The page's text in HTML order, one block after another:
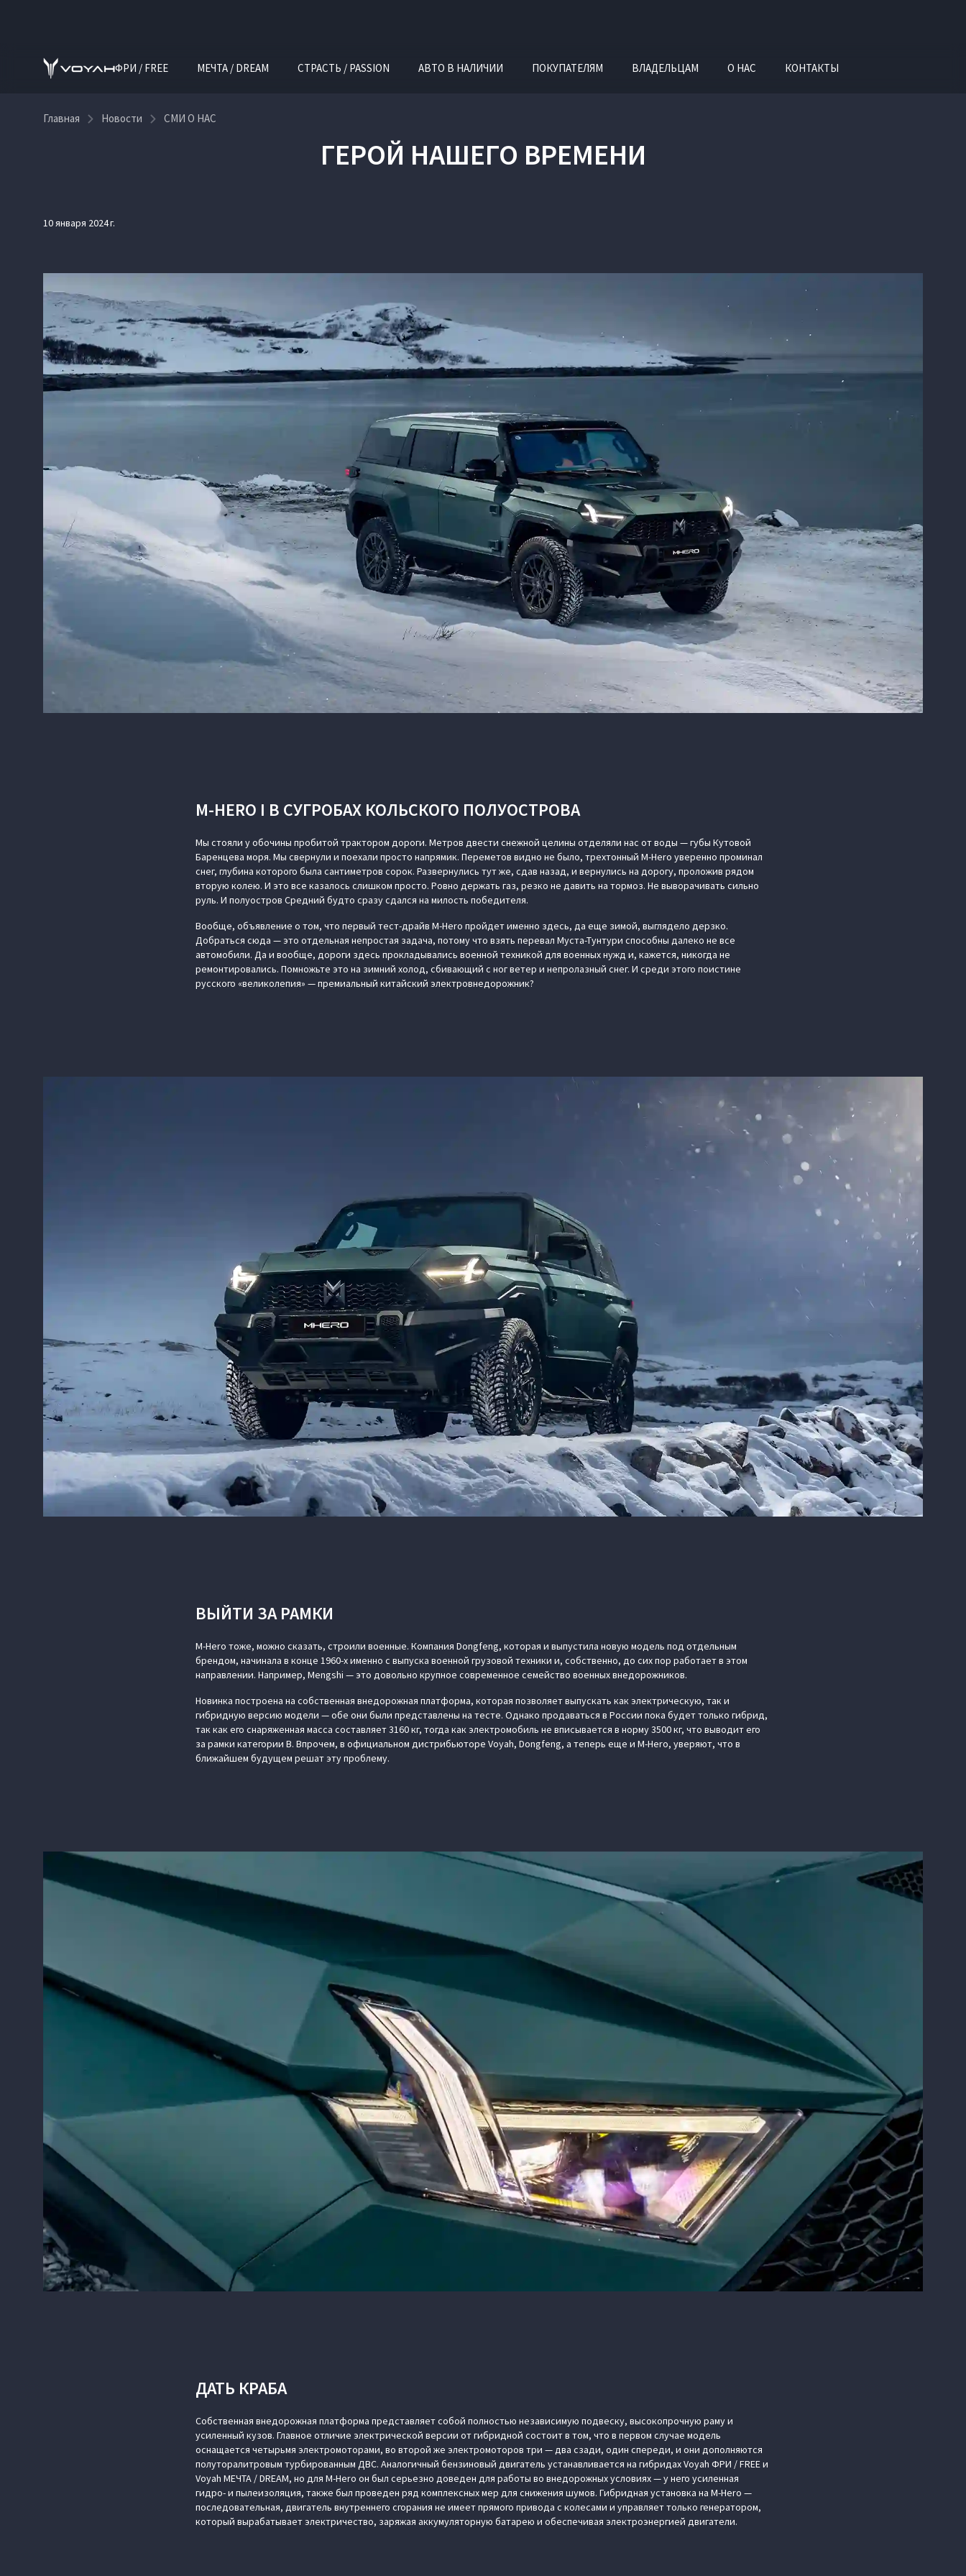
ФРИ / FREE МЕЧТА / DREAM СТРАСТЬ / PASSION АВТО В НАЛИЧИИ ПОКУПАТЕЛЯМ ВЛАДЕЛЬЦАМ О НАС КОНТАКТЫ
Главная Новости СМИ О НАС
ГЕРОЙ НАШЕГО ВРЕМЕНИ
10 января 2024 г.
M-HERO I В СУГРОБАХ КОЛЬСКОГО ПОЛУОСТРОВА
Мы стояли у обочины пробитой трактором дороги. Метров двести снежной целины отделяли нас от воды — губы Кутовой
Баренцева моря. Мы свернули и поехали просто напрямик. Переметов видно не было, трехтонный M-Hero уверенно проминал
снег, глубина которого была сантиметров сорок. Развернулись тут же, сдав назад, и вернулись на дорогу, проложив рядом
вторую колею. И это все казалось слишком просто. Ровно держать газ, резко не давить на тормоз. Не выворачивать сильно
руль. И полуостров Средний будто сразу сдался на милость победителя.
Вообще, объявление о том, что первый тест-драйв M-Hero пройдет именно здесь, да еще зимой, выглядело дерзко.
Добраться сюда — это отдельная непростая задача, потому что взять перевал Муста-Тунтури способны далеко не все
автомобили. Да и вообще, дороги здесь прокладывались военной техникой для военных нужд и, кажется, никогда не
ремонтировались. Помножьте это на зимний холод, сбивающий с ног ветер и непролазный снег. И среди этого поистине
русского «великолепия» — премиальный китайский электровнедорожник?
ВЫЙТИ ЗА РАМКИ
M-Hero тоже, можно сказать, строили военные. Компания Dongfeng, которая и выпустила новую модель под отдельным
брендом, начинала в конце 1960-х именно с выпуска военной грузовой техники и, собственно, до сих пор работает в этом
направлении. Например, Mengshi — это довольно крупное современное семейство военных внедорожников.
Новинка построена на собственная внедорожная платформа, которая позволяет выпускать как электрическую, так и
гибридную версию модели — обе они были представлены на тесте. Однако продаваться в России пока будет только гибрид,
так как его снаряженная масса составляет 3160 кг, тогда как электромобиль не вписывается в норму 3500 кг, что выводит его
за рамки категории В. Впрочем, в официальном дистрибьюторе Voyah, Dongfeng, а теперь еще и M-Hero, уверяют, что в
ближайшем будущем решат эту проблему.
ДАТЬ КРАБА
Собственная внедорожная платформа представляет собой полностью независимую подвеску, высокопрочную раму и
усиленный кузов. Главное отличие электрической версии от гибридной состоит в том, что в первом случае модель
оснащается четырьмя электромоторами, во второй же электромоторов три — два сзади, один спереди, и они дополняются
полуторалитровым турбированным ДВС. Аналогичный бензиновый двигатель устанавливается на гибридах Voyah ФРИ / FREE и
Voyah МЕЧТА / DREAM, но для M-Hero он был серьезно доведен для работы во внедорожных условиях — у него усиленная
гидро- и пылеизоляция, также был проведен ряд комплексных мер для снижения шумов. Гибридная установка на M-Hero —
последовательная, двигатель внутреннего сгорания не имеет прямого привода с колесами и управляет только генератором,
который вырабатывает электричество, заряжая аккумуляторную батарею и обеспечивая электроэнергией двигатели.